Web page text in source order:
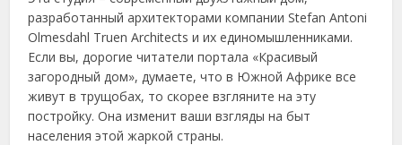
разработанный архитекторами компании Stefan Antoni
Olmesdahl Truen Architects и их единомышленниками.
Если вы, дорогие читатели портала «Красивый
загородный дом», думаете, что в Южной Африке все
живут в трущобах, то скорее взгляните на эту
постройку. Она изменит ваши взгляды на быт
населения этой жаркой страны.